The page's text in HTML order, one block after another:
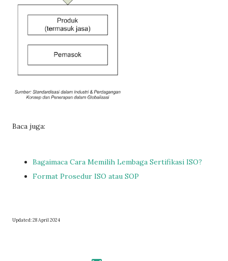
Baca juga:
Bagaimaca Cara Memilih Lembaga Sertifikasi ISO?
Format Prosedur ISO atau SOP
Updated: 28 April 2024